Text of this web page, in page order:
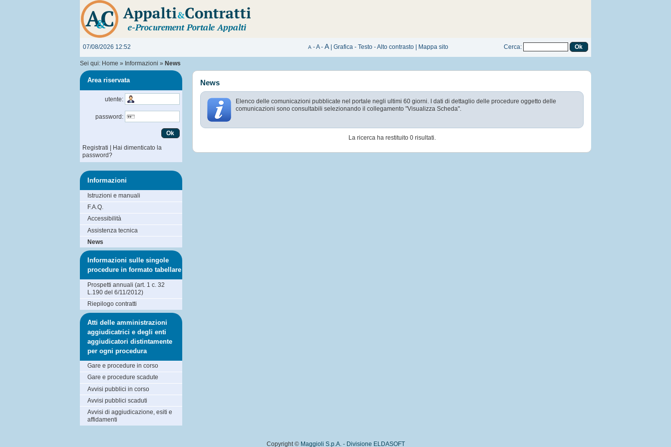
07/08/2026 12:52 Cerca:
A -A - A Grafica - Testo -Alto contrasto Mappa sito
Sei qui: Home » Informazioni » News
News
Elenco delle comunicazioni pubblicate nel portale negli ultimi 60 giorni. I dati di dettaglio delle procedure oggetto delle
comunicazioni sono consultabili selezionando il collegamento "Visualizza Scheda".
La ricerca ha restituito 0 risultati.
Area riservata
utente:
password:
Registrati | Hai dimenticato la
password?
Informazioni
Istruzioni e manuali
F.A.Q.
Accessibilità
Assistenza tecnica
News
Informazioni sulle singole
procedure in formato tabellare
Prospetti annuali (art. 1 c. 32
L.190 del 6/11/2012)
Riepilogo contratti
Atti delle amministrazioni
aggiudicatrici e degli enti
aggiudicatori distintamente
per ogni procedura
Gare e procedure in corso
Gare e procedure scadute
Avvisi pubblici in corso
Avvisi pubblici scaduti
Avvisi di aggiudicazione, esiti e
affidamenti
Copyright © Maggioli S.p.A. - Divisione ELDASOFT